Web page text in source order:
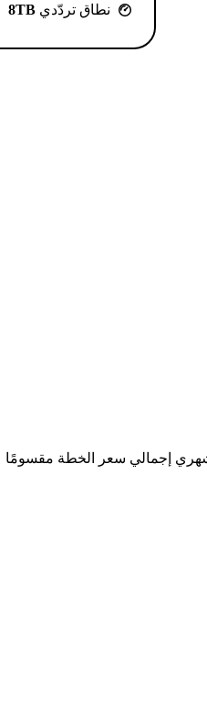
نطاق تردّدي 8TB